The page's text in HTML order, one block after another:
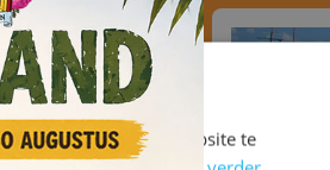
Door onze website te